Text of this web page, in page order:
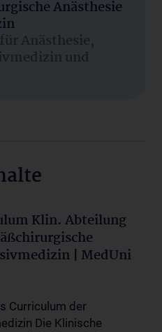
Anästhesie
Anästhesie,
und
Klin. Abteilung
| MedUni
Curriculum der
Die Klinische